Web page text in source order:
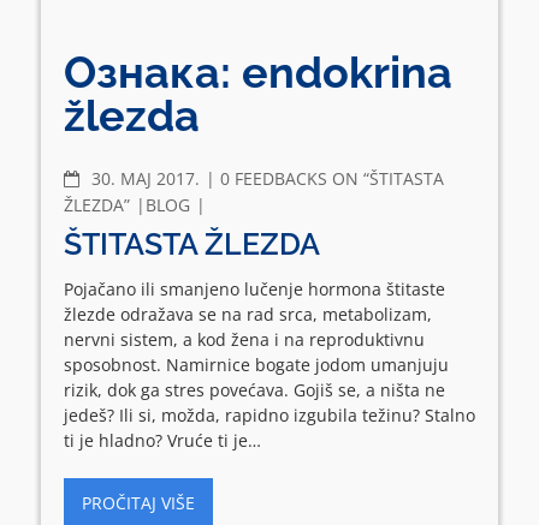
Ознака: endokrina
žlezda
30. МАЈ 2017. COMMENTS
0 FEEDBACKS ON “ŠTITASTA
ŽLEZDA”
BLOG
ŠTITASTA ŽLEZDA
Pojačano ili smanjeno lučenje hormona štitaste
žlezde odražava se na rad srca, metabolizam,
nervni sistem, a kod žena i na reproduktivnu
sposobnost. Namirnice bogate jodom umanjuju
rizik, dok ga stres povećava. Gojiš se, a ništa ne
jedeš? Ili si, možda, rapidno izgubila težinu? Stalno
ti je hladno? Vruće ti je…
PROČITAJ VIŠE